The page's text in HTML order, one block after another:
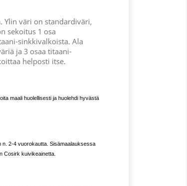
Ylin väri on standardiväri,
sekoitus 1 osa
sinkkivalkoista. Ala
ja 3 osaa titaani-
helposti itse.
maali huolellisesti ja huolehdi hyvästä
n. 2-4 vuorokautta. Sisämaalauksessa
Cosirk kuivikeainetta.